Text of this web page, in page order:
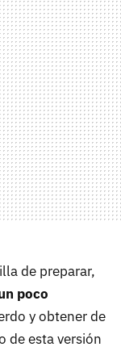
de preparar,
poco
y obtener de
de esta versión